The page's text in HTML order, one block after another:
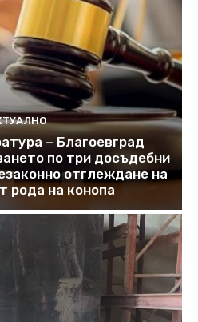
– Благоевград
по три досъдебни
отглеждане на
рода на конопа